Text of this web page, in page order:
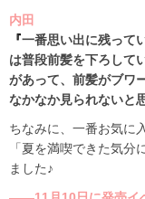
内田
『一番思い出に残って
は普段前髪を下ろして
があって、前髪がブワ
なかなか見られないと
ちなみに、一番お気に
「夏を満喫できた気
ました♪